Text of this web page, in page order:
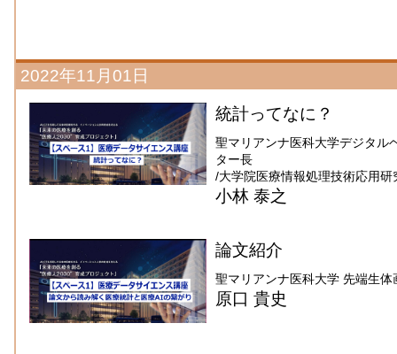
2022年11月01日
統計ってなに？
聖マリアンナ医科大学デジタル
ター長
/大学院医療情報処理技術応用研
小林 泰之
論文紹介
聖マリアンナ医科大学 先端生
原口 貴史